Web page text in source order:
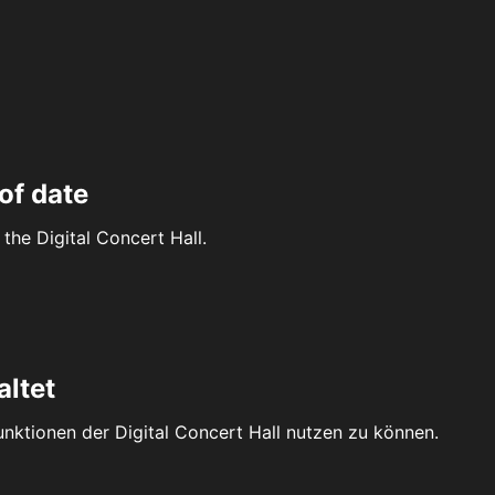
date
Digital Concert Hall.
der Digital Concert Hall nutzen zu können.